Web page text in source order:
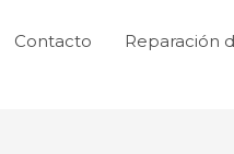
Contacto
Reparación